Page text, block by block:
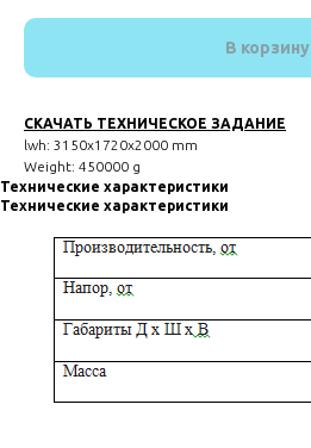
В корзину
СКАЧАТЬ ТЕХНИЧЕСКОЕ ЗАДАНИЕ
lwh: 3150x1720x2000 mm
Weight: 450000 g
Технические характеристики
Технические характеристики